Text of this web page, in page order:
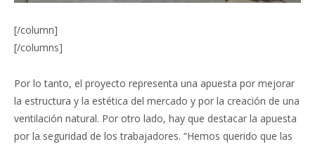
[/column]
[/columns]
Por lo tanto, el proyecto representa una apuesta por mejorar
la estructura y la estética del mercado y por la creación de una
ventilación natural. Por otro lado, hay que destacar la apuesta
por la seguridad de los trabajadores. “Hemos querido que las